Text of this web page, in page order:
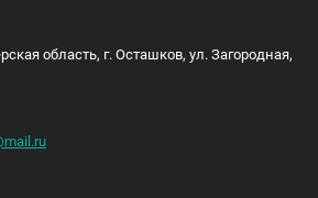
область, г. Осташков, ул. Загородная,